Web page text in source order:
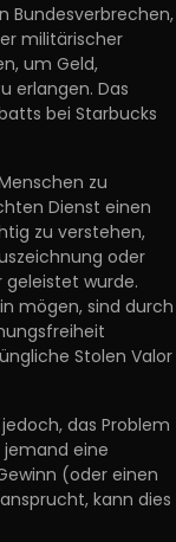
Bundesverbrechen,
militärischer
um Geld,
erlangen. Das
bei Starbucks
zu
Dienst einen
zu verstehen,
oder
geleistet wurde.
mögen, sind durch
Stolen Valor
das Problem
eine
(oder einen
kann dies